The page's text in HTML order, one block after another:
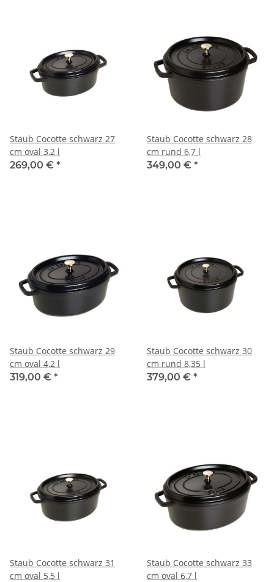
Staub Cocotte schwarz 27
cm oval 3,2 l
269,00 € *
Staub Cocotte schwarz 28
cm rund 6,7 l
349,00 € *
Staub Cocotte schwarz 29
cm oval 4,2 l
319,00 € *
Staub Cocotte schwarz 30
cm rund 8,35 l
379,00 € *
Staub Cocotte schwarz 31
cm oval 5,5 l
Staub Cocotte schwarz 33
cm oval 6,7 l